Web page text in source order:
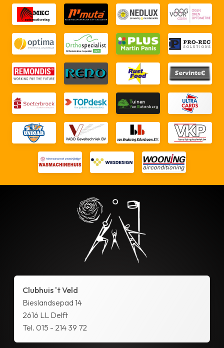
Clubhuis 't Veld
Bieslandsepad 14
2616 LL Delft
Tel. 015 - 214 39 72